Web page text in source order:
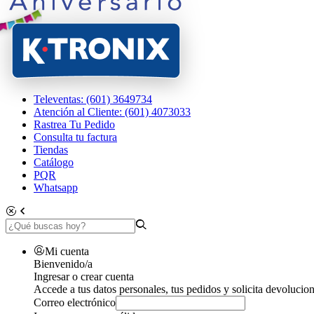
Televentas: (601) 3649734
Atención al Cliente: (601) 4073033
Rastrea Tu Pedido
Consulta tu factura
Tiendas
Catálogo
PQR
Whatsapp
Mi cuenta
Bienvenido/a
Ingresar o crear cuenta
Accede a tus datos personales, tus pedidos y solicita
Correo electrónico